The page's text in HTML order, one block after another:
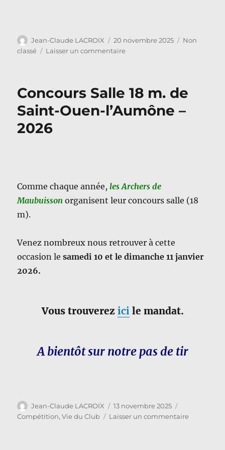
Auteur
Jean-Claude LACROIX
Publié
le
20 novembre 2025 Catégories
Non
classé
Laisser un commentairesur
en
Concours Salle 18 m. de
Saint-Ouen-l’Aumône –
2026
Comme chaque année, les Archers de
Maubuisson organisent leur concours salle (18
m).
Venez nombreux nous retrouver à cette
occasion lesamedi 10 et le dimanche 11 janvier
2026.
Vous trouverez ici le mandat.
A bientôt sur notre pas de tir
Auteur
Jean-Claude LACROIX
Publié
le
13 novembre 2025
Compétition,Vie du Club Laisser un commentairesur